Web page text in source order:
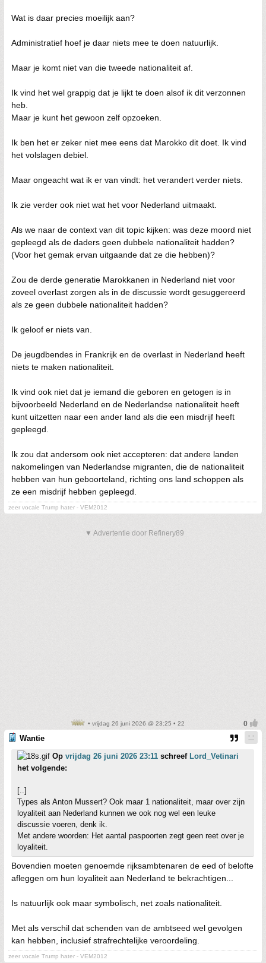
Wat is daar precies moeilijk aan?
Administratief hoef je daar niets mee te doen natuurlijk.
Maar je komt niet van die tweede nationaliteit af.
Ik vind het wel grappig dat je lijkt te doen alsof ik dit verzonnen
heb.
Maar je kunt het gewoon zelf opzoeken.
Ik ben het er zeker niet mee eens dat Marokko dit doet. Ik vind
het volslagen debiel.
Maar ongeacht wat ik er van vindt: het verandert verder niets.
Ik zie verder ook niet wat het voor Nederland uitmaakt.
Als we naar de context van dit topic kijken: was deze moord niet
gepleegd als de daders geen dubbele nationaliteit hadden?
(Voor het gemak ervan uitgaande dat ze die hebben)?
Zou de derde generatie Marokkanen in Nederland niet voor
zoveel overlast zorgen als in de discussie wordt gesuggereerd
als ze geen dubbele nationaliteit hadden?
Ik geloof er niets van.
De jeugdbendes in Frankrijk en de overlast in Nederland heeft
niets te maken nationaliteit.
Ik vind ook niet dat je iemand die geboren en getogen is in
bijvoorbeeld Nederland en de Nederlandse nationaliteit heeft
kunt uitzetten naar een ander land als die een misdrijf heeft
gepleegd.
Ik zou dat andersom ook niet accepteren: dat andere landen
nakomelingen van Nederlandse migranten, die de nationaliteit
hebben van hun geboorteland, richting ons land schoppen als
ze een misdrijf hebben gepleegd.
zeer vocale Trump hater - VEM2012
▼ Advertentie door Refinery89
• vrijdag 26 juni 2026 @ 23:25 • 22
Wantie
Op vrijdag 26 juni 2026 23:11 schreef Lord_Vetinari
het volgende:
[..]
Types als Anton Mussert? Ook maar 1 nationaliteit, maar over zijn
loyaliteit aan Nederland kunnen we ook nog wel een leuke
discussie voeren, denk ik.
Met andere woorden: Het aantal paspoorten zegt geen reet over je
loyaliteit.
Bovendien moeten genoemde rijksambtenaren de eed of belofte
afleggen om hun loyaliteit aan Nederland te bekrachtigen...
Is natuurlijk ook maar symbolisch, net zoals nationaliteit.
Met als verschil dat schenden van de ambtseed wel gevolgen
kan hebben, inclusief strafrechtelijke veroordeling.
zeer vocale Trump hater - VEM2012